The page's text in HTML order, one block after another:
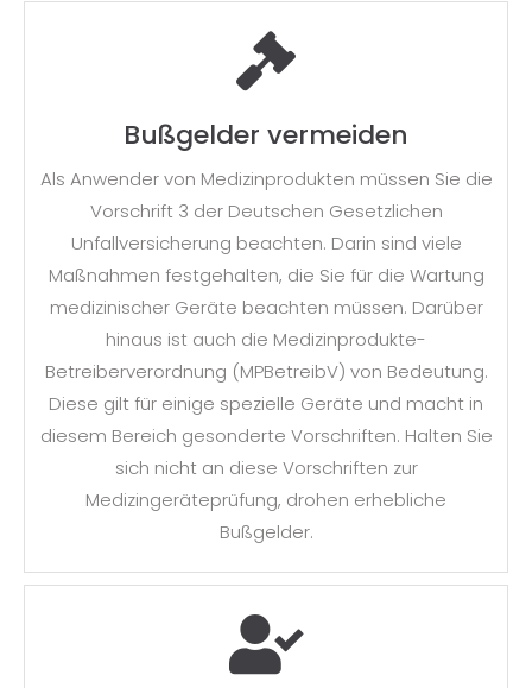
Bußgelder vermeiden
Als Anwender von Medizinprodukten müssen Sie die
Vorschrift 3 der Deutschen Gesetzlichen
Unfallversicherung beachten. Darin sind viele
Maßnahmen festgehalten, die Sie für die Wartung
medizinischer Geräte beachten müssen. Darüber
hinaus ist auch die Medizinprodukte-
Betreiberverordnung (MPBetreibV) von Bedeutung.
Diese gilt für einige spezielle Geräte und macht in
diesem Bereich gesonderte Vorschriften. Halten Sie
sich nicht an diese Vorschriften zur
Medizingeräteprüfung, drohen erhebliche
Bußgelder.